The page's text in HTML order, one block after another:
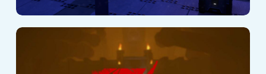
Mission Z II